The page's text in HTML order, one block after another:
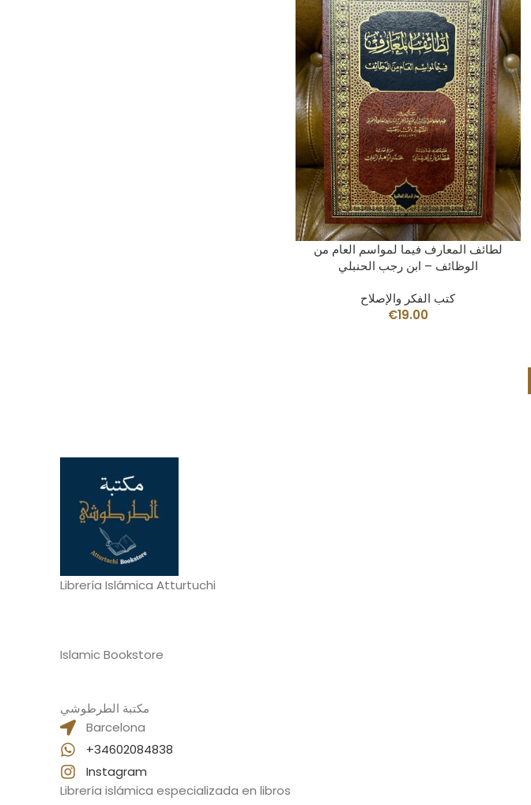
AÑADIR AL CARRITO
لطائف المعارف فيما لمواسم العام من
الوظائف – ابن رجب الحنبلي
كتب الفكر والإصلاح
€19.00
Librería Islámica Atturtuchi
Islamic Bookstore
مكتبة الطرطوشي
Barcelona
+34602084838
Instagram
Librería islámica especializada en libros